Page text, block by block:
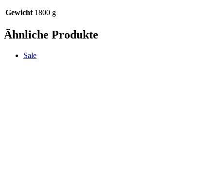
Gewicht 1800 g
Ähnliche Produkte
Sale